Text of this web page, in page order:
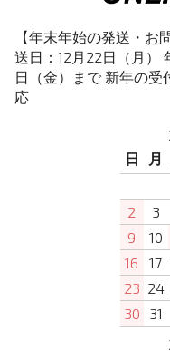
【年末年始の発送・お
送日：12月22日（月）
日（金）まで 新年の受
応
日
月
2
3
9
10
16
17
23 24
30
31